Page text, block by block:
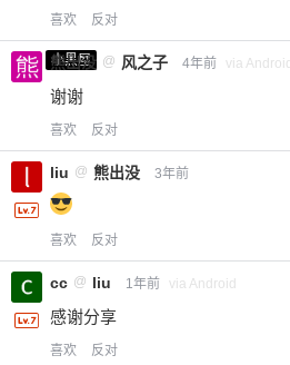
喜欢 反对
小黑屋
熊出没 @ 风之子 4年前 via Android
谢谢
喜欢 反对
liu @ 熊出没 3年前
喜欢 反对
cc @ liu 1年前 via Android
感谢分享
喜欢 反对